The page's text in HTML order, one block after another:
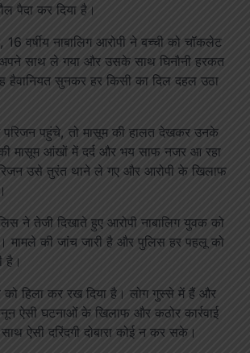
पैदा कर दिया है।
16 वर्षीय नाबालिग आरोपी ने बच्ची को चॉकलेट
साथ ले गया और उसके साथ घिनौनी हरकत
हैवानियत सुनकर हर किसी का दिल दहल उठा
पहुंचे, तो मासूम की हालत देखकर उनके
मासूम आंखों में दर्द और भय साफ नजर आ रहा
उसे तुरंत थाने ले गए और आरोपी के खिलाफ
ने तेजी दिखाते हुए आरोपी नाबालिग युवक को
मामले की जांच जारी है और पुलिस हर पहलू को
है।
को हिला कर रख दिया है। लोग गुस्से में हैं और
ऐसी घटनाओं के खिलाफ और कठोर कार्रवाई
ऐसी दरिंदगी दोबारा कोई न कर सके।